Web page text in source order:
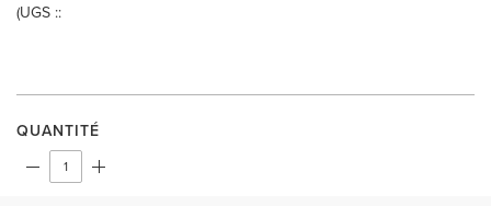
(UGS ::
QUANTITÉ